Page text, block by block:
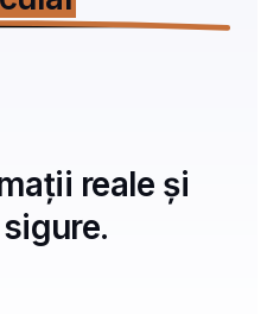
reale și